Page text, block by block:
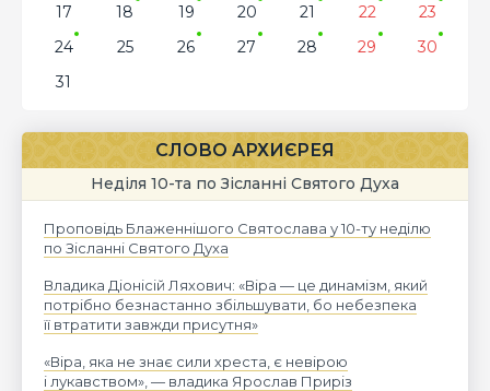
17
18 19 20 21 22
23
24
25 26 27 28 29
30
31
СЛОВО АРХИЄРЕЯ
Неділя 10-та по Зісланні Святого Духа
Проповідь Блаженнішого Святослава у 10-ту неділю
по Зісланні Святого Духа
Владика Діонісій Ляхович: «Віра — це динамізм, який
потрібно безнастанно збільшувати, бо небезпека
її втратити завжди присутня»
«Віра, яка не знає сили хреста, є невірою
і лукавством», — владика Ярослав Приріз